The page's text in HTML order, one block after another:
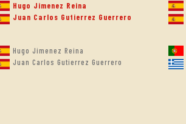
Hugo Jimenez Reina
Juan Carlos Gutierrez Guerrero
Hugo Jimenez Reina
Juan Carlos Gutierrez Guerrero